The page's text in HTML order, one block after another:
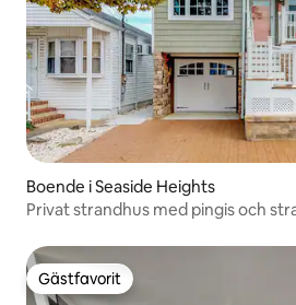
Boende i Seaside Heights
Privat strandhus med pingis och
Gästfavorit
Gästfavorit